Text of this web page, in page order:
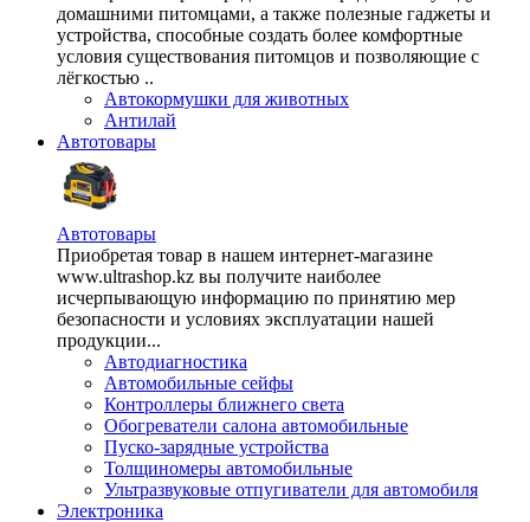
домашними питомцами, а также полезные гаджеты и
устройства, способные создать более комфортные
условия существования питомцов и позволяющие с
лёгкостью ..
Автокормушки для животных
Антилай
Автотовары
Автотовары
Приобретая товар в нашем интернет-магазине
www.ultrashop.kz вы получите наиболее
исчерпывающую информацию по принятию мер
безопасности и условиях эксплуатации нашей
продукции...
Автодиагностика
Автомобильные сейфы
Контроллеры ближнего света
Обогреватели салона автомобильные
Пуско-зарядные устройства
Толщиномеры автомобильные
Ультразвуковые отпугиватели для автомобиля
Электроника